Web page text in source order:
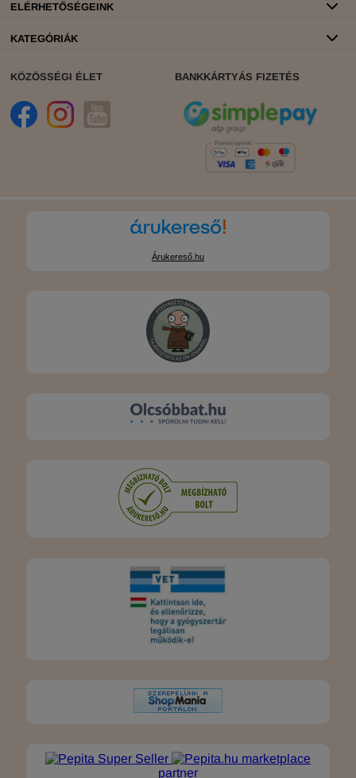
ELÉRHETŐSÉGEINK
KATEGÓRIÁK
KÖZÖSSÉGI ÉLET BANKKÁRTYÁS FIZETÉS
Árukereső.hu
marketplace
partner